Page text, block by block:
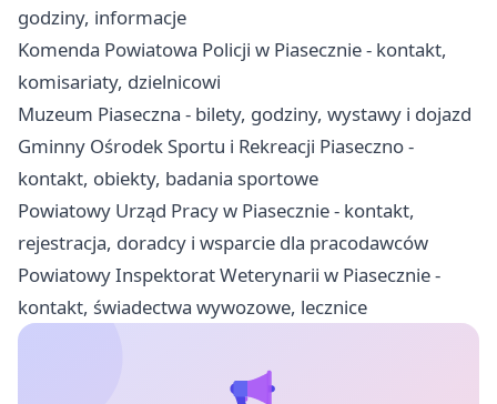
godziny, informacje
Komenda Powiatowa Policji w Piasecznie - kontakt,
komisariaty, dzielnicowi
Muzeum Piaseczna - bilety, godziny, wystawy i dojazd
Gminny Ośrodek Sportu i Rekreacji Piaseczno -
kontakt, obiekty, badania sportowe
Powiatowy Urząd Pracy w Piasecznie - kontakt,
rejestracja, doradcy i wsparcie dla pracodawców
Powiatowy Inspektorat Weterynarii w Piasecznie -
kontakt, świadectwa wywozowe, lecznice